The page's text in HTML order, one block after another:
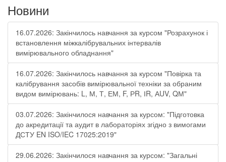
Новини
16.07.2026: Закінчилось навчання за курсом "Розрахунок і
встановлення міжкалібрувальних інтервалів
вимірювального обладнання"
16.07.2026: Закінчилось навчання за курсом "Повірка та
калібрування засобів вимірювальної техніки за обраним
видом вимірювань: L, М, Т, ЕМ, F, РR, ІR, АUV, QМ"
03.07.2026: Закінчилося навчання за курсом: "Підготовка
до акредитації та аудит в лабораторіях згідно з вимогами
ДСТУ EN ISO/IEC 17025:2019"
29.06.2026: Закінчилося навчання за курсом: "Загальні